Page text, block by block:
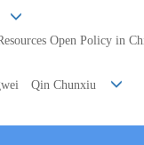
Open Policy in
Qin Chunxiu